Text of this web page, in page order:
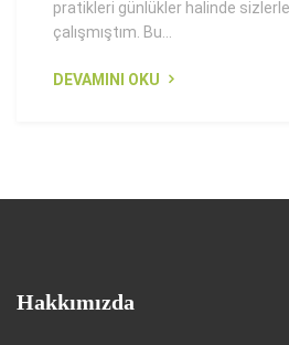
pratikleri günlükler halinde
çalışmıştım. Bu...
DEVAMINI OKU
Hakkımızda